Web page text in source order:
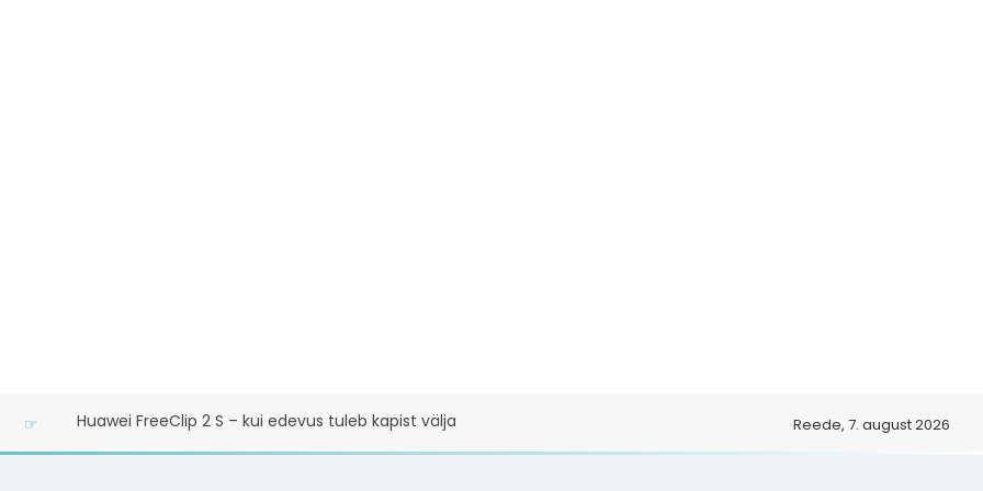
Ood poistele: Vahtralehe märgiga BMW ongi mu lemmikauto Reede, 7. august 2026